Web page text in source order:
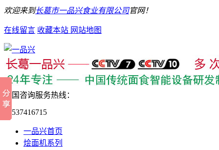
欢迎来到长葛市一品兴食业有限公司官网！
在线留言 收藏本站 网站地图
全国咨询服务热线：
15537416715
一品兴首页
烩面机系列